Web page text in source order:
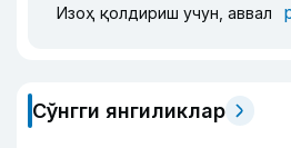
Изоҳ қолдириш учун, аввал
Сўнгги янгиликлар